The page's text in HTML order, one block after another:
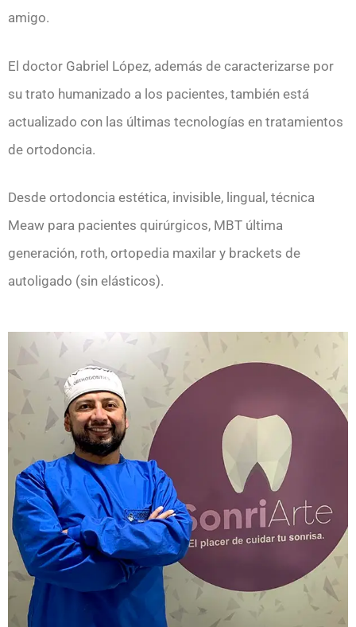
amigo.
El doctor Gabriel López, además de caracterizarse por
su trato humanizado a los pacientes, también está
actualizado con las últimas tecnologías en tratamientos
de ortodoncia.
Desde ortodoncia estética, invisible, lingual, técnica
Meaw para pacientes quirúrgicos, MBT última
generación, roth, ortopedia maxilar y brackets de
autoligado (sin elásticos).